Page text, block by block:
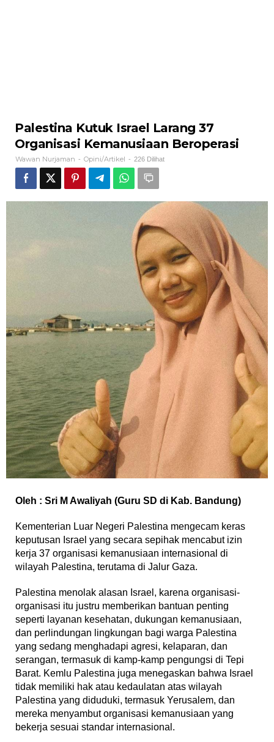
Palestina Kutuk Israel Larang 37
Organisasi Kemanusiaan Beroperasi
Wawan Nurjaman - Opini/Artikel - 226 Dilihat
Oleh : Sri M Awaliyah (Guru SD di Kab. Bandung)
Kementerian Luar Negeri Palestina mengecam keras
keputusan Israel yang secara sepihak mencabut izin
kerja 37 organisasi kemanusiaan internasional di
wilayah Palestina, terutama di Jalur Gaza.
Palestina menolak alasan Israel, karena organisasi-
organisasi itu justru memberikan bantuan penting
seperti layanan kesehatan, dukungan kemanusiaan,
dan perlindungan lingkungan bagi warga Palestina
yang sedang menghadapi agresi, kelaparan, dan
serangan, termasuk di kamp-kamp pengungsi di Tepi
Barat. Kemlu Palestina juga menegaskan bahwa Israel
tidak memiliki hak atau kedaulatan atas wilayah
Palestina yang diduduki, termasuk Yerusalem, dan
mereka menyambut organisasi kemanusiaan yang
bekerja sesuai standar internasional.